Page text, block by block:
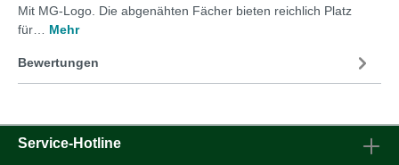
Mit MG-Logo. Die abgenähten Fächer bieten reichlich Platz
für… Mehr
Bewertungen
Service-Hotline